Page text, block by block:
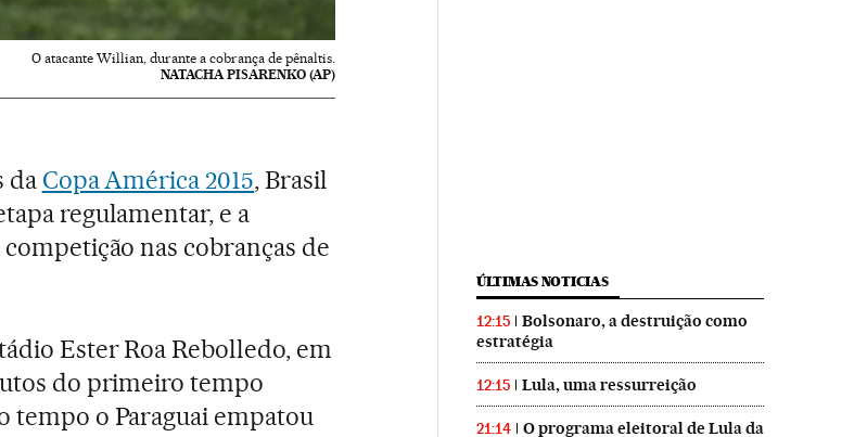
O atacante Willian, durante a cobrança de pênaltis.
NATACHA PISARENKO (AP)
da Copa América 2015, Brasil
regulamentar, e a
nas cobranças de
Ester Roa Rebolledo, em
do primeiro tempo
tempo o Paraguai empatou
ÚLTIMAS NOTICIAS
12:15
Bolsonaro, a destruição como
estratégia
12:15 Lula, uma ressurreição
21:14
O programa eleitoral de Lula da